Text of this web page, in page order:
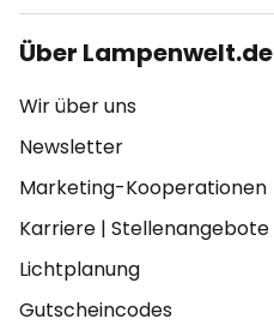
Über Lampenwelt.de
Wir über uns
Newsletter
Marketing-Kooperationen
Karriere | Stellenangebote
Lichtplanung
Gutscheincodes